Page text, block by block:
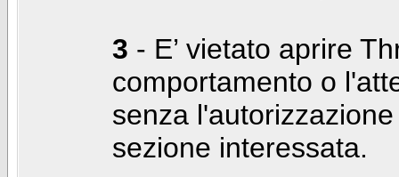
3 - E’ vietato aprire
comportamento o
senza
sezione interessata.